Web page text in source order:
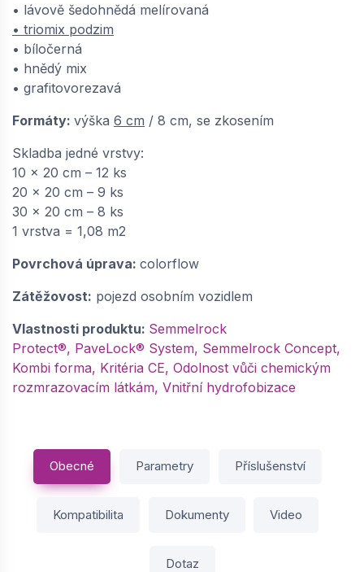
• lávově šedohnědá melírovaná
• triomix podzim
• bíločerná
• hnědý mix
• grafitovorezavá
Formáty: výška 6 cm / 8 cm, se zkosením
Skladba jedné vrstvy:
10 x 20 cm – 12 ks
20 x 20 cm – 9 ks
30 x 20 cm – 8 ks
1 vrstva = 1,08 m2
Povrchová úprava: colorflow
Zátěžovost: pojezd osobním vozidlem
Vlastnosti produktu: Semmelrock
Protect®, PaveLock® System, Semmelrock Concept,
Kombi forma, Kritéria CE, Odolnost vůči chemickým
rozmrazovacím látkám, Vnitřní hydrofobizace
Obecné Parametry Příslušenství
Kompatibilita Dokumenty Video
Dotaz